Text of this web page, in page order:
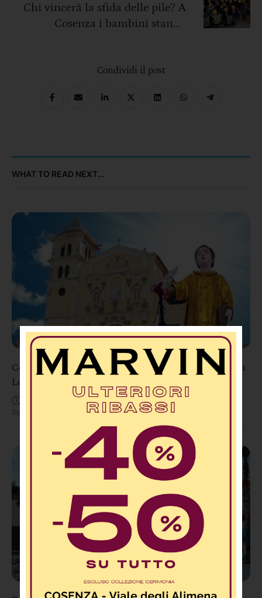
Chi vincerà la sfida delle pile? A
Cosenza i bambini stanno
Condividi il post
WHAT TO READ NEXT...
Cerisano celebra il Santo Patrono: per la festa di San
Lorenzo arriva la Tribute Band di Eros Ramazzotti
Agosto 6, 10:32 AM